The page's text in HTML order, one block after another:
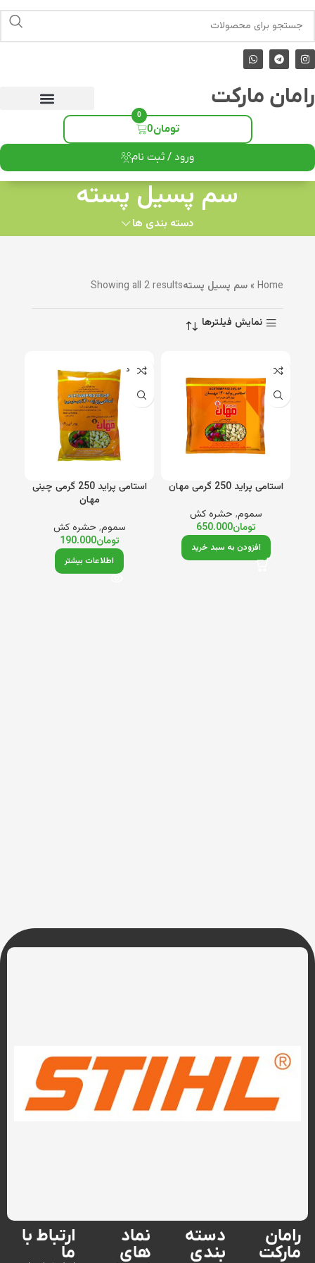
رامان مارکت
تومان0
0
ورود / ثبت نام
سم پسیل پسته
دسته بندی ها
Home
»سم پسیل پستهShowing all 2 results
نمایش فیلترها
استامی پراید 250 گرمی مهان
سموم, حشره کش
تومان650.000
افزودن به سبد خرید
ناموجود
استامی پراید 250 گرمی چینی
مهان
سموم, حشره کش
تومان190.000
اطلاعات بیشتر
رامان
مارکت
دسته
بندی
نماد
های
ارتباط با
ما